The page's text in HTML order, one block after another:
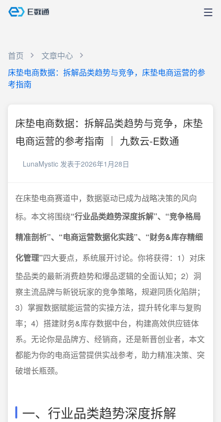
首页
文章中心
床垫电商数据：拆解品类趋势与竞争，床垫电商运营的参
考指南
床垫电商数据：拆解品类趋势与竞争，床垫
电商运营的参考指南 ｜ 九数云-E数通
LunaMystic 发表于2026年1月28日
在床垫电商赛道中，数据驱动已成为战略决策的风向
标。本文将围绕“行业品类趋势深度拆解”、“竞争格局
精准剖析”、“电商运营数据化实践”、“财务&库存精细
化管理”四大要点，系统展开讨论。你将获得：1）对床
垫品类的最新消费趋势和爆品逻辑的全面认知；2）洞
察主流品牌与新锐玩家的竞争策略，规避同质化陷阱；
3）掌握数据赋能运营的实操方法，提升转化率与复购
率；4）搭建财务&库存数据中台，构建高效供应链体
系。无论你是品牌方、经销商，还是新晋创业者，本文
都能为你的电商运营提供实战参考，助力精准决策、突
破增长瓶颈。
一、行业品类趋势深度拆解